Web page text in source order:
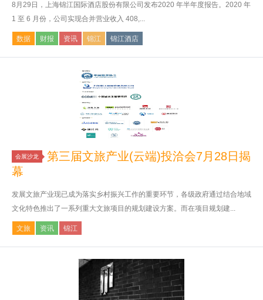
8月29日，上海锦江国际酒店股份有限公司发布2020 年半年度报告。2020 年
1 至 6 月份，公司实现合并营业收入 408,...
数据 财报 资讯 锦江 锦江酒店
会展沙龙
第三届文旅产业(云端)投洽会7月28日揭
幕
发展文旅产业现已成为落实乡村振兴工作的重要环节，各级政府通过结合地域
文化特色推出了一系列重大文旅项目的规划建设方案。而在项目规划建...
文旅 资讯 锦江